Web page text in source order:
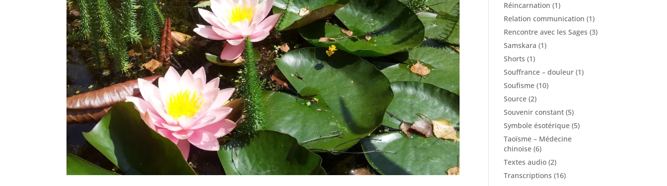
Réincarnation (1)
Relation communication (1)
Rencontre avec les Sages (3)
Samskara (1)
Shorts (1)
Souffrance – douleur (1)
Soufisme (10)
Source (2)
Souvenir constant (5)
Symbole ésotérique (5)
Taoïsme – Médecine
chinoise (6)
Textes audio (2)
Transcriptions (16)